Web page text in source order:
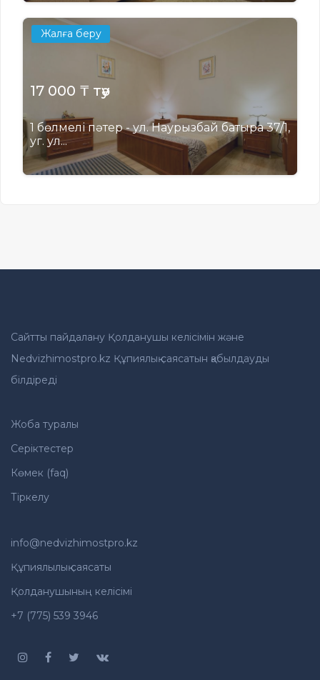
Жалға беру
17 000 ₸ тәу
1 бөлмелі пәтер - ул. Наурызбай батыра 37/1,
уг. ул...
Сайтты пайдалану Қолданушы келісімін және
Nedvizhimostpro.kz Құпиялық саясатын қабылдауды
білдіреді
Жоба туралы
Серіктестер
Көмек (faq)
Тіркелу
info@nedvizhimostpro.kz
Құпиялылық саясаты
Қолданушының келісімі
+7 (775) 539 3946